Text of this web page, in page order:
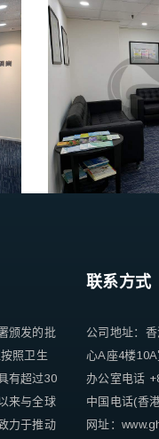
颁发的批
照卫生
有超过30
来与全球
力于推动
联系方式
公司地址：
心A座4楼10A
办公室电话
中国电话(香
网址：